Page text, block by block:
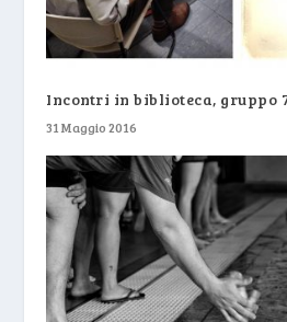
Incontri in biblioteca, gruppo
31 Maggio 2016